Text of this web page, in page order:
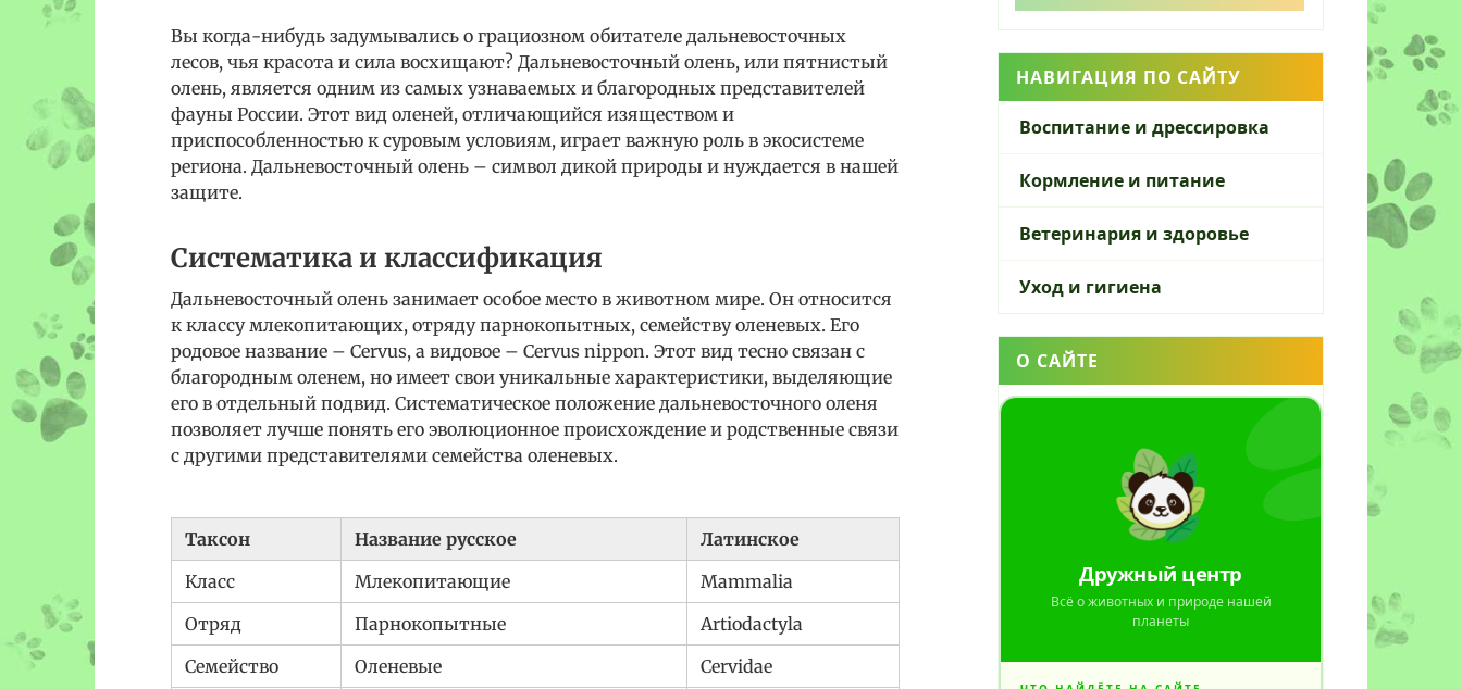
Вы когда-нибудь задумывались о грациозном обитателе дальневосточных
лесов, чья красота и сила восхищают? Дальневосточный олень, или пятнистый
олень, является одним из самых узнаваемых и благородных представителей
фауны России. Этот вид оленей, отличающийся изяществом и
приспособленностью к суровым условиям, играет важную роль в экосистеме
региона. Дальневосточный олень – символ дикой природы и нуждается в нашей
защите.
Систематика и классификация
Дальневосточный олень занимает особое место в животном мире. Он относится
к классу млекопитающих, отряду парнокопытных, семейству оленевых. Его
родовое название – Cervus, а видовое – Cervus nippon. Этот вид тесно связан с
благородным оленем, но имеет свои уникальные характеристики, выделяющие
его в отдельный подвид. Систематическое положение дальневосточного оленя
позволяет лучше понять его эволюционное происхождение и родственные связи
с другими представителями семейства оленевых.
Таксон Название русское
Латинское
Класс
Млекопитающие
Mammalia
Отряд
Парнокопытные
Artiodactyla
Семейство
Оленевые
Cervidae
НАВИГАЦИЯ ПО САЙТУ
Воспитание и дрессировка
Кормление и питание
Ветеринария и здоровье
Уход и гигиена
О САЙТЕ
Дружный центр
Всё о животных и природе нашей
планеты